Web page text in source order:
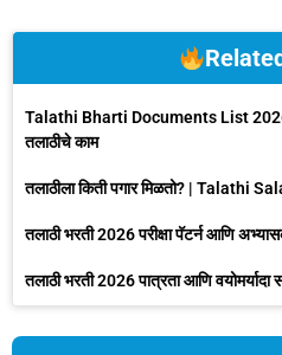
Talathi Bharti Documents List 2026:
तलाठीचे काम
तलाठीला किती पगार मिळतो? | Talathi
तलाठी भरती 2026 परीक्षा पॅटर्न आणि
तलाठी भरती 2026 पात्रता आणि वयोमर्यादा